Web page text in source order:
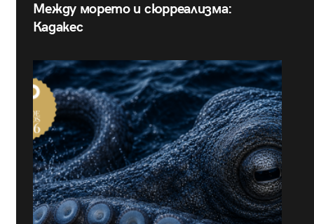
Между морето и сюрреализма:
Кадакес